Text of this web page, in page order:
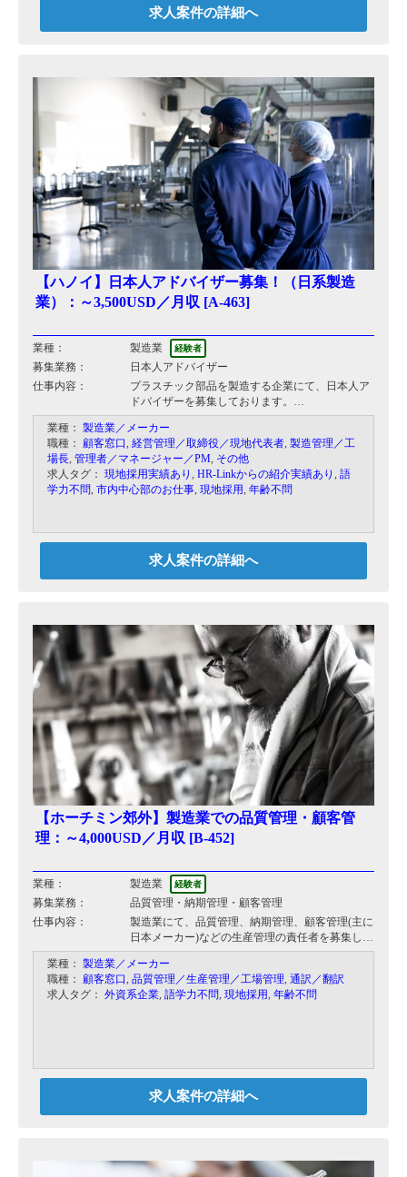
思っています。
■日本の本社及びクライアントとの折衝/調整業務
■マニュアルテストプロジェクトの推進/統括
■プロジェクトメンバーの管理
■プロジェクト横断での課題解決や改善活動
■部内メンバーのスキルアップやデリバリーレベ
ルの向上のための各施策
求人案件の詳細へ
【ハノイ】日本人アドバイザー募集！（日系製造
業）：～3,500USD／月収 [A-463]
業種： 製造業 経験者
募集業務：
日本人アドバイザー
仕事内容：
プラスチック部品を製造する企業にて、日本人ア
ドバイザーを募集しております。
工場内のスタッフ管理、顧客管理がメインの業務
となります。
業種： 製造業／メーカー
職種： 顧客窓口 経営管理／取締役／現地代表者 製造管理／工
場長 管理者／マネージャー／PM その他
求人タグ： 現地採用実績あり HR-Linkからの紹介実績あり
語
学力不問 市内中心部のお仕事 現地採用 年齢不問
求人案件の詳細へ
【ホーチミン郊外】製造業での品質管理・顧客管
理：～4,000USD／月収 [B-452]
業種： 製造業 経験者
募集業務：
品質管理・納期管理・顧客管理
仕事内容：
製造業にて、品質管理、納期管理、顧客管理(主に
日本メーカー)などの生産管理の責任者を募集して
おります。
具体的には、系企業が工場訪問に来た際の対応、
現地スタッフへの指導（通訳なし）となります。
顧客の日本メーカー（3社）とのやり取りが多い
業種： 製造業／メーカー
職種： 顧客窓口 品質管理／生産管理／工場管理 通訳／翻訳
求人タグ： 外資系企業 語学力不問 現地採用 年齢不問
求人案件の詳細へ